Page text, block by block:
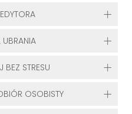
UBRANIA
BEZ STRESU
OSOBISTY